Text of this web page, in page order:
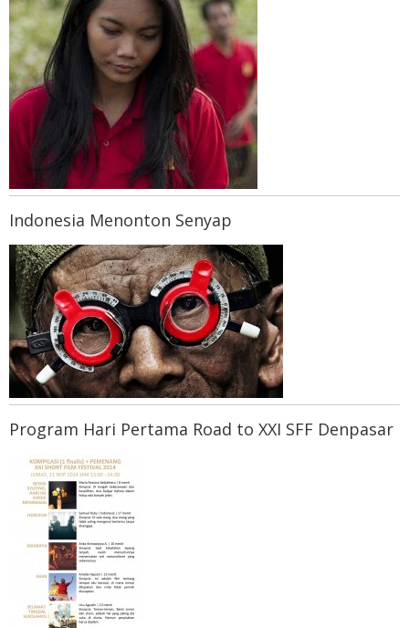
Indonesia Menonton Senyap
Program Hari Pertama Road to XXI SFF Denpasar